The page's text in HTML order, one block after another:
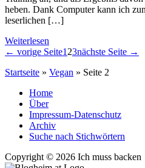
heben. Dank Computer kann ich
leserlichen […]
Weiterlesen
← vorige Seite1 23nächste Seite →
Startseite » Vegan » Seite 2
Home
Über
Impressum-Datenschutz
Archiv
Suche nach Stichwörtern
Copyright © 2026 Ich muss backen